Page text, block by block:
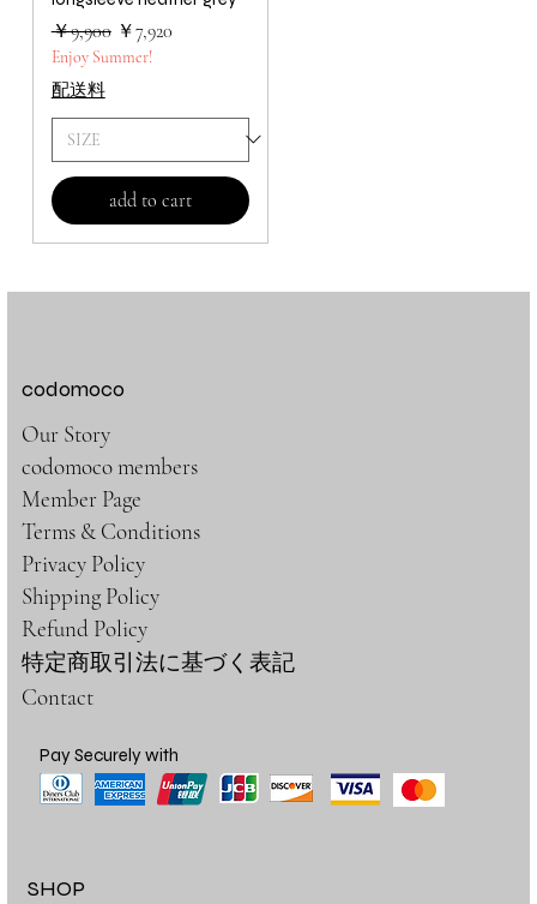
通常価格
￥9,900 セール価格
￥7,920
Enjoy Summer!
配送料
add to cart
codomoco
Our Story
codomoco members
Member Page
Terms & Conditions
Privacy Policy
Shipping Policy
Refund Policy
特定商取引法に基づく表記
Contact
SHOP
Pay Securely with